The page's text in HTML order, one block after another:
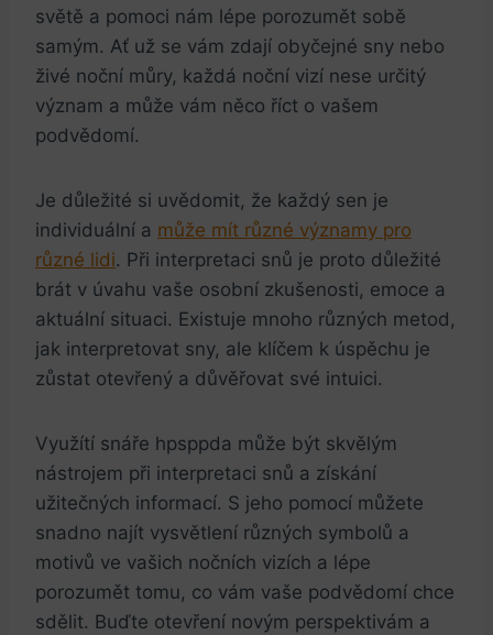
světě a pomoci nám lépe porozumět sobě
samým. Ať už se vám zdají obyčejné sny nebo
živé noční můry, každá noční vizí nese určitý
význam a může vám něco říct o vašem
podvědomí.
Je důležité si uvědomit, že každý sen je
individuální a může mít různé významy pro
různé lidi. Při interpretaci snů je proto důležité
brát v úvahu vaše osobní zkušenosti, emoce a
aktuální situaci. Existuje mnoho různých metod,
jak interpretovat sny, ale klíčem k úspěchu je
zůstat otevřený a důvěřovat své intuici.
Využítí snáře hpsppda může být skvělým
nástrojem při interpretaci snů a získání
užitečných informací. S jeho pomocí můžete
snadno najít vysvětlení různých symbolů a
motivů ve vašich nočních vizích a lépe
porozumět tomu, co vám vaše podvědomí chce
sdělit. Buďte otevření novým perspektivám a